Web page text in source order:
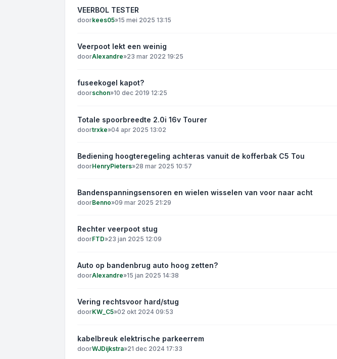
VEERBOL TESTER
doorkees05»15 mei 2025 13:15
Veerpoot lekt een weinig
doorAlexandre»23 mar 2022 19:25
fuseekogel kapot?
doorschon»10 dec 2019 12:25
Totale spoorbreedte 2.0i 16v Tourer
doortrxke»04 apr 2025 13:02
Bediening hoogteregeling achteras vanuit de kofferbak C5 Tou
doorHenryPieters»28 mar 2025 10:57
Bandenspanningsensoren en wielen wisselen van voor naar acht
doorBenno»09 mar 2025 21:29
Rechter veerpoot stug
doorFTD»23 jan 2025 12:09
Auto op bandenbrug auto hoog zetten?
doorAlexandre»15 jan 2025 14:38
Vering rechtsvoor hard/stug
doorKW_C5»02 okt 2024 09:53
kabelbreuk elektrische parkeerrem
doorWJDijkstra»21 dec 2024 17:33